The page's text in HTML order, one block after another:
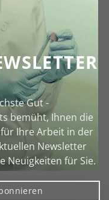
Gut -
bemüht, Ihnen die
Ihre Arbeit in der
Newsletter
Neuigkeiten für Sie.